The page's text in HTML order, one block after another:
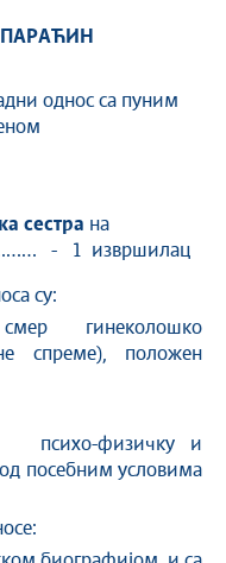
однос са пуним
сестра на
- 1 извршилац
су:
гинеколошко
спреме), положен
психо-физичку и
посебним условима